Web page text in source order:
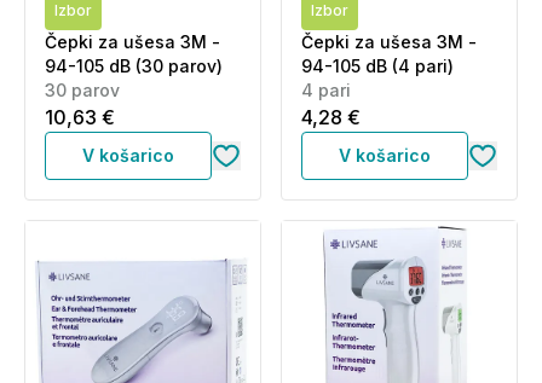
Izbor
Čepki za ušesa 3M -
94-105 dB (30 parov)
30 parov
10,63 €
V košarico
Izbor
Čepki za ušesa 3M -
94-105 dB (4 pari)
4 pari
4,28 €
V košarico